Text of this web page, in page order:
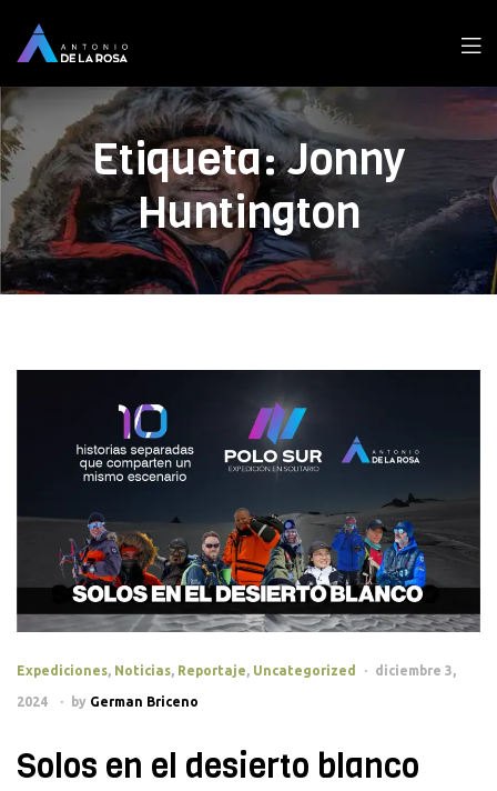
Etiqueta:Jonny
Huntington
Categories
Expediciones, Noticias, Reportaje, Uncategorized diciembre 3,
2024 by German Briceno
Solos en el desierto blanco